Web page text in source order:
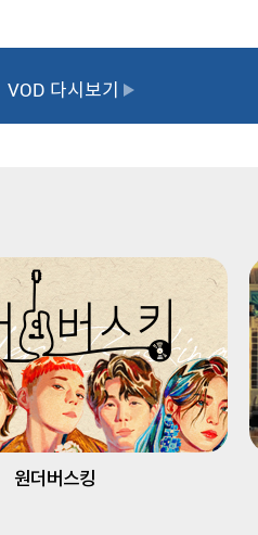
VOD 다시보기
원더버스킹